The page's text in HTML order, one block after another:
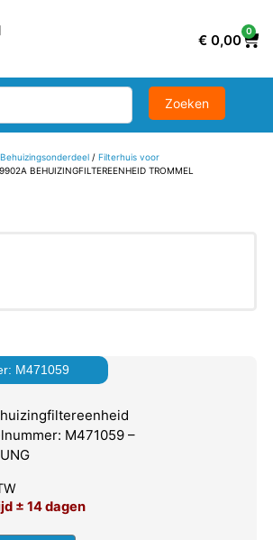
€ 0,00
0
Behuizingsonderdeel/ Filterhuis voor
BEHUIZINGFILTEREENHEID TROMMEL
M471059
M471059 –
± 14 dagen